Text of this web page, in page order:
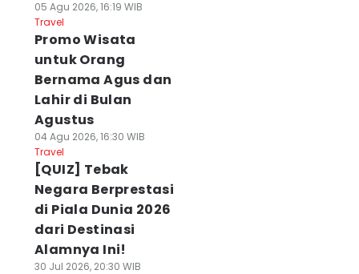
05 Agu 2026, 16:19 WIB
Travel
Promo Wisata
untuk Orang
Bernama Agus dan
Lahir di Bulan
Agustus
04 Agu 2026, 16:30 WIB
Travel
[QUIZ] Tebak
Negara Berprestasi
di Piala Dunia 2026
dari Destinasi
Alamnya Ini!
30 Jul 2026, 20:30 WIB